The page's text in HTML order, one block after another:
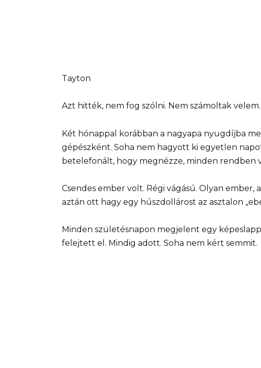
Tayton
Azt hitték, nem fog szólni. Nem számoltak velem.
Két hónappal korábban a nagyapa nyugdíjba
gépészként. Soha nem hagyott ki egyetlen
betelefonált, hogy megnézze, minden rendben
Csendes ember volt. Régi vágású. Olyan
aztán ott hagy egy húszdollárost az asztalon
Minden születésnapon megjelent egy
felejtett el. Mindig adott. Soha nem kért semmit.